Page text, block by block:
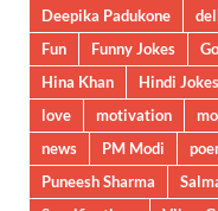
Deepika Padukone
Fun
Funny Jokes
Hina Khan
Hindi Jokes
love
motivation
news
PM Modi
Puneesh Sharma